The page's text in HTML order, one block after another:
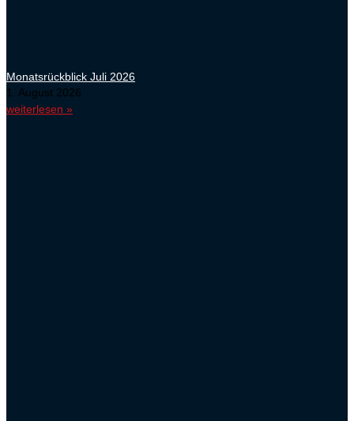
Monatsrückblick Juli 2026
1. August 2026
weiterlesen »